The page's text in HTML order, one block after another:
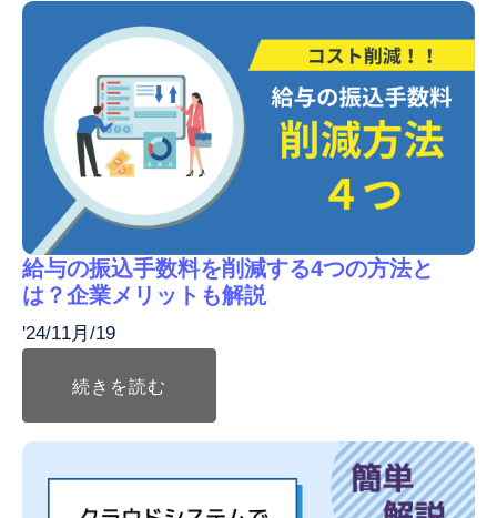
給与の振込手数料を削減する4つの方法と
は？企業メリットも解説
'24/11月/19
続きを読む